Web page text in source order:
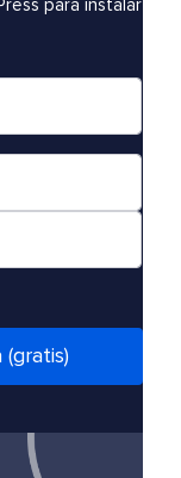
para instalar
(gratis)